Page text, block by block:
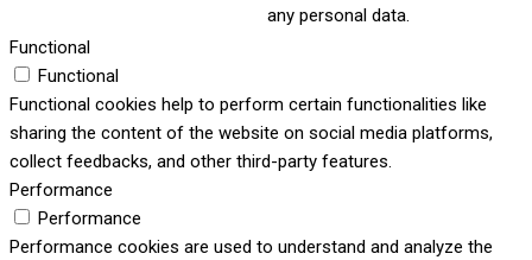
any personal data.
Functional
Functional
Functional cookies help to perform certain functionalities like
sharing the content of the website on social media platforms,
collect feedbacks, and other third-party features.
Performance
Performance
Performance cookies are used to understand and analyze the